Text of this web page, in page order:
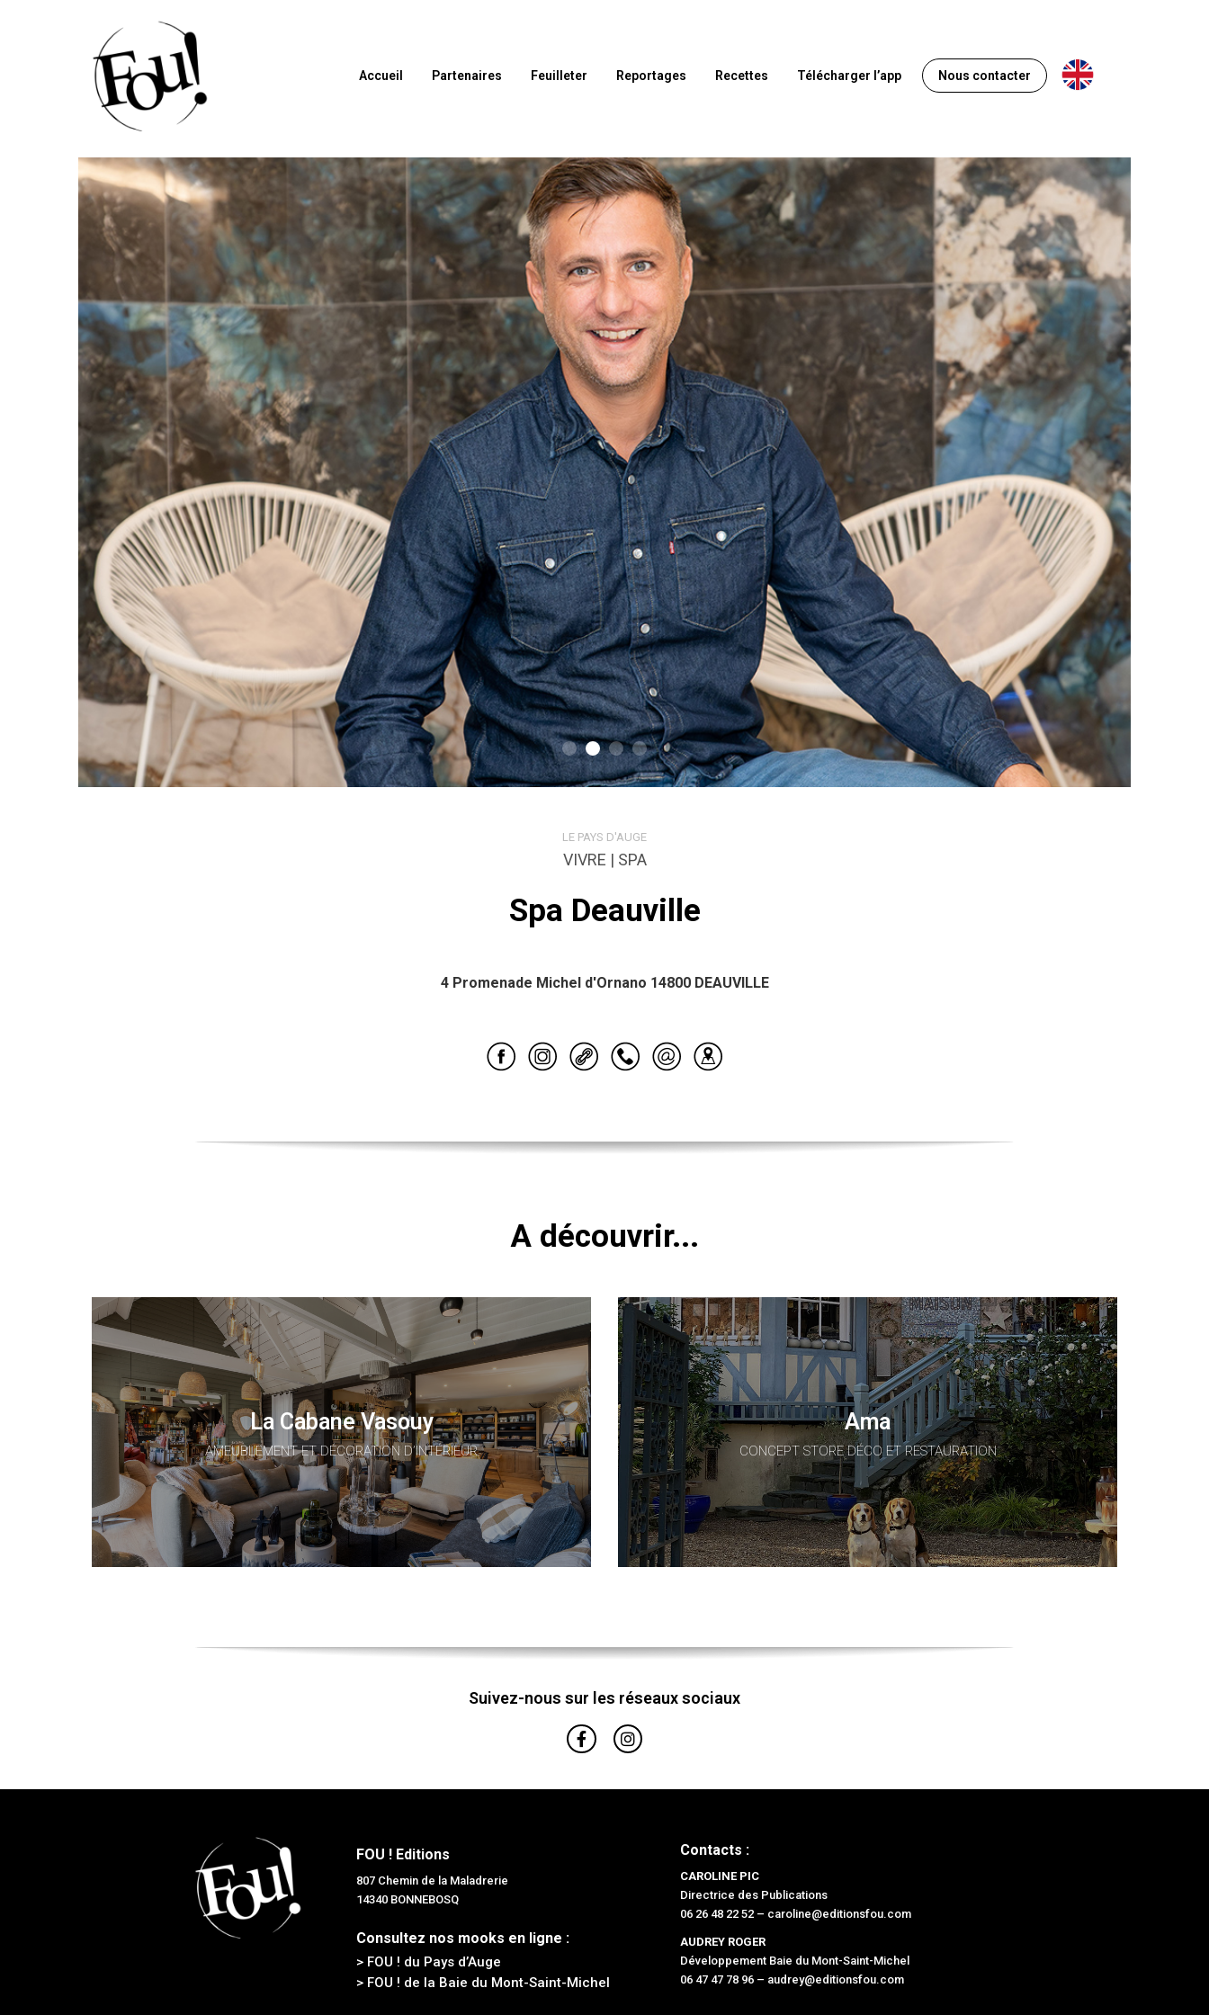
Accueil Partenaires Feuilleter Reportages Recettes Télécharger l’app Nous contacter Anglais
LE PAYS D'AUGE
VIVRE | SPA
Spa Deauville
4 Promenade Michel d'Ornano 14800 DEAUVILLE
A découvrir...
La Cabane Vasouy
AMEUBLEMENT ET DÉCORATION D’INTÉRIEUR
Ama
CONCEPT STORE DÉCO ET RESTAURATION
Suivez-nous sur les réseaux sociaux
FOU ! Editions
807 Chemin de la Maladrerie
14340 BONNEBOSQ
Consultez nos mooks en ligne :
> FOU ! du Pays d’Auge
> FOU ! de la Baie du Mont-Saint-Michel
Contacts :
CAROLINE PIC
Directrice des Publications
06 26 48 22 52 – caroline@editionsfou.com
AUDREY ROGER
Développement Baie du Mont-Saint-Michel
06 47 47 78 96 – audrey@editionsfou.com